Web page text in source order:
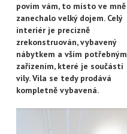
povím vám, to místo ve mně
zanechalo velký dojem. Celý
interiér je precizně
zrekonstruován, vybavený
nábytkem a vším potřebným
zařízením, které je součástí
vily. Vila se tedy prodává
kompletně vybavená.